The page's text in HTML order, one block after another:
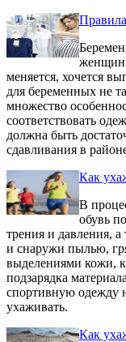
меняется, хочется
для беременных не
множество
соответствовать
должна быть
сдавливания в
Как
В
обувь
трения и давления, а
и снаружи пылью,
выделениями кожи,
подзарядка
спортивную одежду
ухаживать.
Как